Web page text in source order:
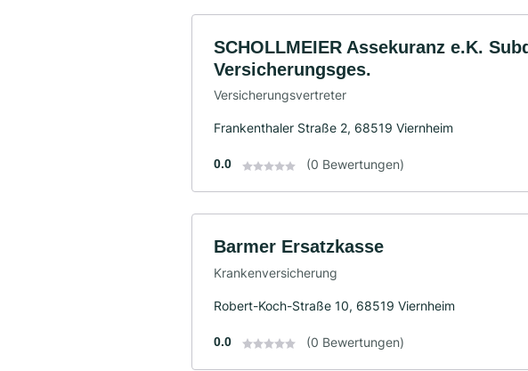
SCHOLLMEIER Assekuranz e.K.
Versicherungsges.
Versicherungsvertreter
Frankenthaler Straße 2, 68519 Viernheim
0.0 (0 Bewertungen)
Barmer Ersatzkasse
Krankenversicherung
Robert-Koch-Straße 10, 68519 Viernheim
0.0 (0 Bewertungen)